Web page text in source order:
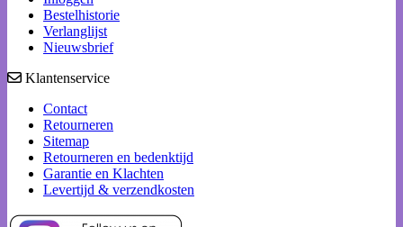
Bestelhistorie
Verlanglijst
Nieuwsbrief
Klantenservice
Contact
Retourneren
Sitemap
Retourneren en bedenktijd
Garantie en Klachten
Levertijd & verzendkosten